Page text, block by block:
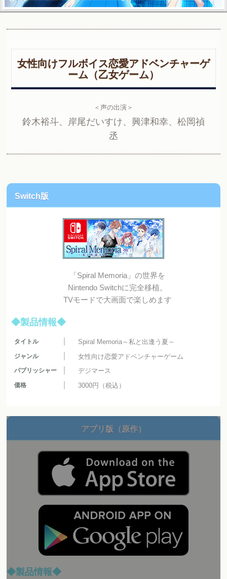
女性向けフルボイス恋愛アドベンチャーゲ
ーム（乙女ゲーム）
＜声の出演＞
鈴木裕斗、岸尾だいすけ、興津和幸、松岡禎
丞
Switch版
「Spiral Memoria」の世界を
Nintendo Switchに完全移植。
TVモードで大画面で楽しめます
◆製品情報◆
タイトル Spiral Memoria～私と出逢う夏～
ジャンル 女性向け恋愛アドベンチャーゲーム
パブリッシャー デジマース
価格 3000円（税込）
アプリ版（原作）
◆製品情報◆